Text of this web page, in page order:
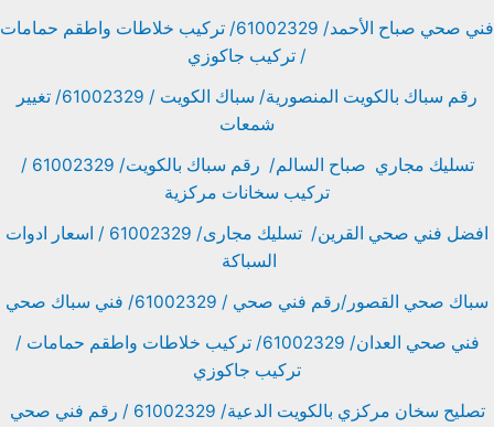
فني صحي صباح الأحمد/ 61002329/ تركيب خلاطات واطقم حمامات
/ تركيب جاكوزي
رقم سباك بالكويت المنصورية/ سباك الكويت / 61002329/ تغيير
شمعات
تسليك مجاري صباح السالم/ رقم سباك بالكويت/ 61002329 /
تركيب سخانات مركزية
افضل فني صحي القرين/ تسليك مجارى/ 61002329 / اسعار ادوات
السباكة
سباك صحي القصور/رقم فني صحي / 61002329/ فني سباك صحي
فني صحي العدان/ 61002329/ تركيب خلاطات واطقم حمامات /
تركيب جاكوزي
تصليح سخان مركزي بالكويت الدعية/ 61002329 / رقم فني صحي